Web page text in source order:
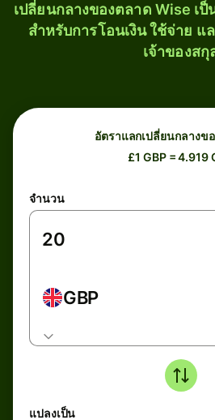
เปลี่ยนกลางของตลาด Wise เ
สำหรับการโอนเงิน ใช้จ่าย แ
เจ้าของสกุ
อัตราแลกเปลี่ยนกลางข
£1 GBP = 4.919
จำนวน
GBP
แปลงเป็น